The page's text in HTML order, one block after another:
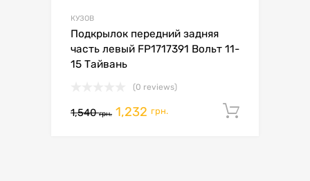
КУЗОВ
Подкрылок передний задняя
часть левый FP1717391 Вольт 11-
15 Тайвань
(0 reviews)
1,540грн. 1,232 грн.